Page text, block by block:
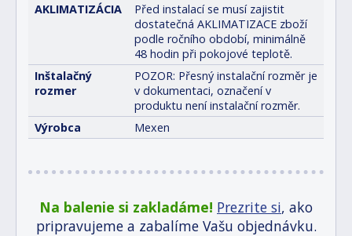
AKLIMATIZÁCIA
Před instalací se musí zajistit
dostatečná AKLIMATIZACE zboží
podle ročního období, minimálně
48 hodin při pokojové teplotě.
Inštalačný
rozmer
POZOR: Přesný instalační rozměr je
v dokumentaci, označení v
produktu není instalační rozměr.
Výrobca
Mexen
Na balenie si zakladáme! Prezrite si, ako
pripravujeme a zabalíme Vašu objednávku.